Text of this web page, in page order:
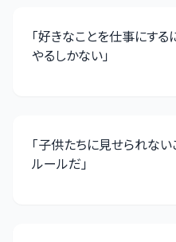
「好きなことを仕事にする
やるしかない」
「子供たちに見せられない
ルールだ」